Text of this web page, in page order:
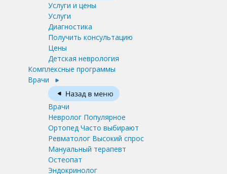
Услуги и цены
Услуги
Диагностика
Получить консультацию
Цены
Детская неврология
Комплексные программы
Врачи
Врачи
Невролог Популярное
Ортопед Часто выбирают
Ревматолог Высокий спрос
Мануальный терапевт
Остеопат
Эндокринолог